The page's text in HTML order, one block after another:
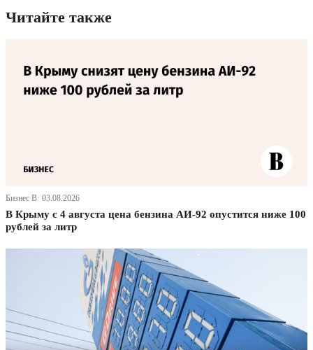
Читайте также
Бизнес В· 03.08.2026
В Крыму с 4 августа цена бензина АИ-92 опустится ниже 100
рублей за литр